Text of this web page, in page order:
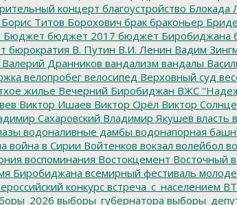
концерт благоустройство Блокада
Борис Титов Борохович брак браконьер
Бюджет бюджет 2017 бюджет Биробиджана
бюрократия В. Путин В.И. Ленин Вадим
Валерий Дранников вандализм вандалы
велопробег велосипед Верховный суд
жилье Вечерний Биробиджан ВЖС
Виктор Ишаев Виктор Орёл Виктор
Сахаровский Владимир Якушев власть
водоналивные дамбы водонапорная
война в Сирии Войтенков вокзал волейбол
воспоминания Востокцемент Восточный
Биробиджана всемирный фестиваль
конкурсвстреча_с_населением
выборы_губернатора